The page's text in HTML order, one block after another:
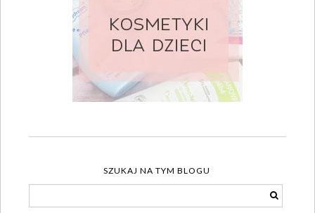
SZUKAJ NA TYM BLOGU